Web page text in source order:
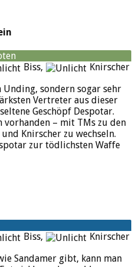
Biss,
Knirscher
sondern sogar sehr
Vertreter aus dieser
Geschöpf Despotar.
vorhanden – mit TMs zu den
Knirscher zu wechseln.
zur tödlichsten Waffe
Biss,
Knirscher
Sandamer gibt, kann man